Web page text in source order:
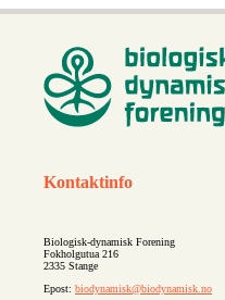
Kontaktinfo
Biologisk-dynamisk Forening
Fokholgutua 216
2335 Stange
Epost: biodynamisk@biodynamisk.no